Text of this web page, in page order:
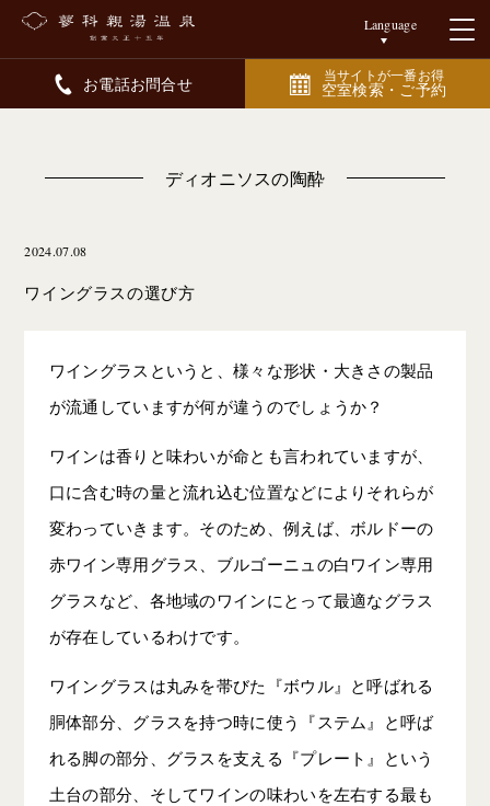
Language
お電話お問合せ 当サイトが一番お得
空室検索・ご予約
ディオニソスの陶酔
2024.07.08
ワイングラスの選び方
ワイングラスというと、様々な形状・大きさの製品
が流通していますが何が違うのでしょうか？
ワインは香りと味わいが命とも言われていますが、
口に含む時の量と流れ込む位置などによりそれらが
変わっていきます。そのため、例えば、ボルドーの
赤ワイン専用グラス、ブルゴーニュの白ワイン専用
グラスなど、各地域のワインにとって最適なグラス
が存在しているわけです。
ワイングラスは丸みを帯びた『ボウル』と呼ばれる
胴体部分、グラスを持つ時に使う『ステム』と呼ば
れる脚の部分、グラスを支える『プレート』という
土台の部分、そしてワインの味わいを左右する最も